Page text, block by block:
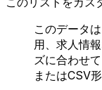
このデータ
用、求人情
ズに合わせ
またはCSV